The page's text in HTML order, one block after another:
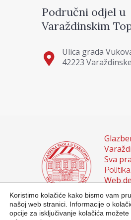
Područni odjel u
Varaždinskim
Ulica grada
42223
Sva
Web
Sanja
Koristimo kolačiće kako bismo vam
našoj web stranici. Informacije o
opcije za isključivanje kolačića možete